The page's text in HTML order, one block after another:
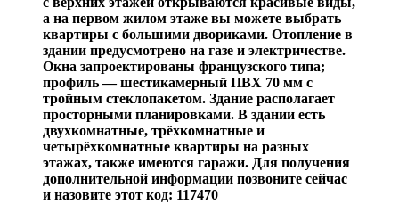
а на первом жилом этаже вы можете выбрать
квартиры с большими двориками. Отопление в
здании предусмотрено на газе и электричестве.
Окна запроектированы французского типа;
профиль — шестикамерный ПВХ 70 мм с
тройным стеклопакетом. Здание располагает
просторными планировками. В здании есть
двухкомнатные, трёхкомнатные и
четырёхкомнатные квартиры на разных
этажах, также имеются гаражи. Для получения
дополнительной информации позвоните сейчас
и назовите этот код: 117470